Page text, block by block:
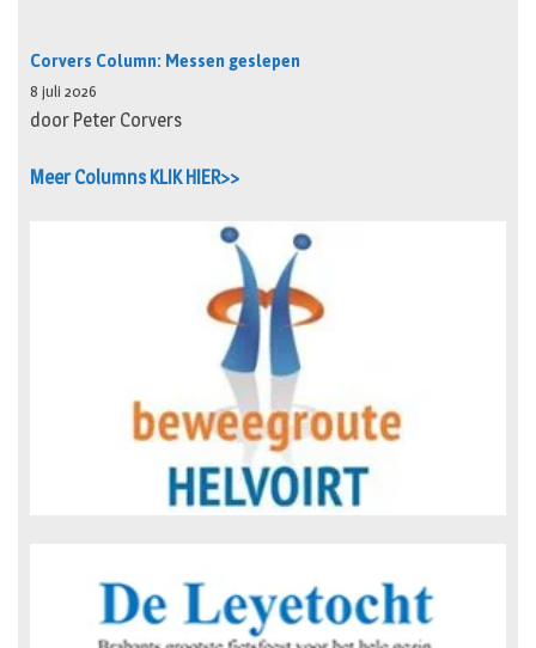
Corvers Column: Messen geslepen
8 juli 2026
door Peter Corvers
Meer Columns KLIK HIER>>